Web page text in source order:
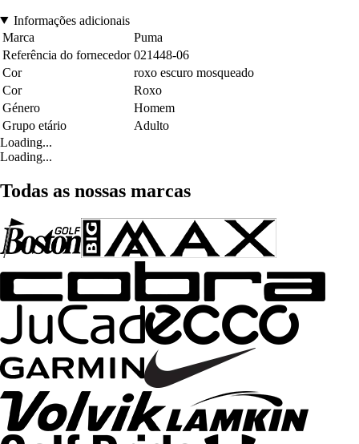
Informações adicionais
Marca
Puma
Referência do fornecedor 021448-06
Cor
roxo escuro mosqueado
Cor
Roxo
Género
Homem
Grupo etário
Adulto
Loading...
Loading...
Todas as nossas marcas